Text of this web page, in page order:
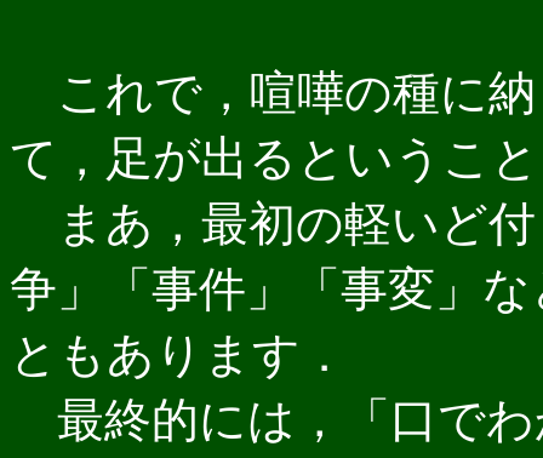
これで，喧嘩の種に
て，足が出るというこ
まあ，最初の軽いど
争」「事件」「事変」
ともあります．
最終的には，「口で